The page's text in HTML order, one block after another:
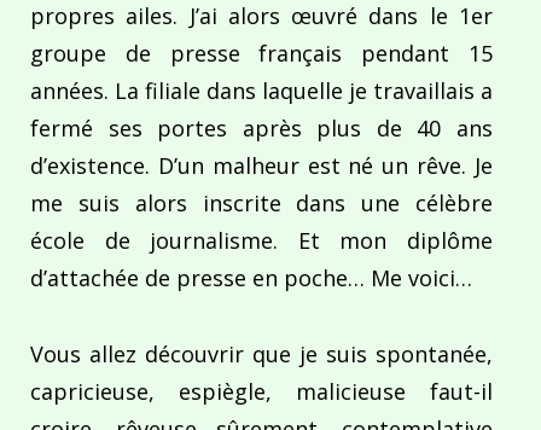
propres ailes. J’ai alors œuvré dans le 1er
groupe de presse français pendant 15
années. La filiale dans laquelle je travaillais a
fermé ses portes après plus de 40 ans
d’existence. D’un malheur est né un rêve. Je
me suis alors inscrite dans une célèbre
école de journalisme. Et mon diplôme
d’attachée de presse en poche… Me voici…
Vous allez découvrir que je suis spontanée,
capricieuse, espiègle, malicieuse faut-il